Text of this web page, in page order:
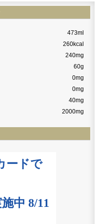
473ml
260kcal
240mg
60g
0mg
0mg
40mg
2000mg